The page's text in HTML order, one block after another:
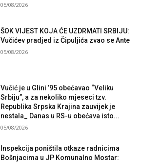
05/08/2026
ŠOK VIJEST KOJA ĆE UZDRMATI SRBIJU:
Vučićev pradjed iz Čipuljića zvao se Ante
05/08/2026
Vučić je u Glini ’95 obećavao “Veliku
Srbiju”, a za nekoliko mjeseci tzv.
Republika Srpska Krajina zauvijek je
nestala_ Danas u RS-u obećava isto...
05/08/2026
Inspekcija poništila otkaze radnicima
Bošnjacima u JP Komunalno Mostar: